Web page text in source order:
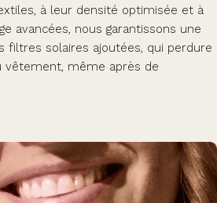
à leur densité optimisée et à
avancées, nous garantissons une
filtres solaires ajoutées, qui perdure
vêtement, même après de